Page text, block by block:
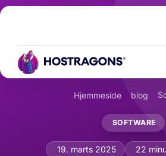
Hjemmeside blog
SOFTWARE
Moderne19. marts 2025
22